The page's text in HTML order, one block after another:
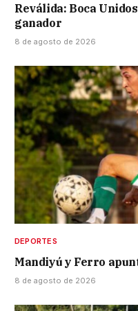
Reválida: Boca
ganador
8 de agosto de 2026
DEPORTES
Mandiyú y Ferro
8 de agosto de 2026